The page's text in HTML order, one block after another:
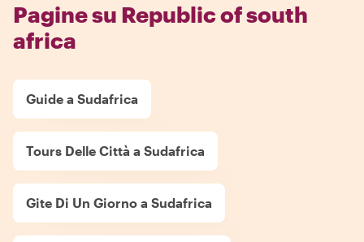
Pagine su Republic of south
africa
Guide a Sudafrica
Tours Delle Città a Sudafrica
Gite Di Un Giorno a Sudafrica